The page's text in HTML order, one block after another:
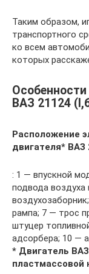
Таким образом,
транспортного
ко всем
которых
ВАЗ 21124
Расположение
двигателя* ВАЗ
: 1 — впускной
подвода воздуха
рампа; 7 — трос
штуцер
адсорбера; 10 —
* Двигатель
пластмассовой